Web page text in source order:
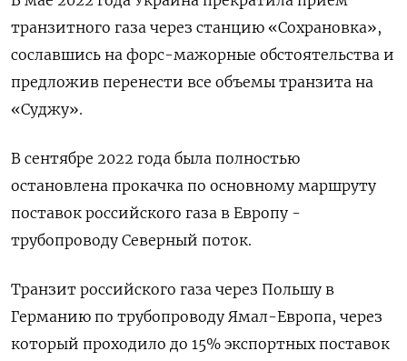
транзитного газа через станцию «Сохрановка»,
сославшись на форс-мажорные обстоятельства и
предложив перенести все объемы транзита на
«Суджу».
В сентябре 2022 года была полностью
остановлена прокачка по основному маршруту
поставок российского газа в Европу -
трубопроводу Северный поток.
Транзит российского газа через Польшу в
Германию по трубопроводу Ямал-Европа, через
который проходило до 15% экспортных поставок